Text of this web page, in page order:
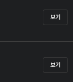
보기
보기